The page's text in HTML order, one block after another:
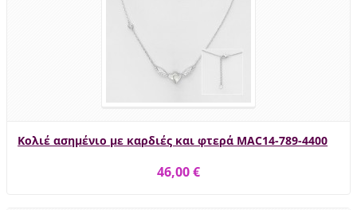
Κολιέ ασημένιο με καρδιές και φτερά MAC14-789-4400
46,00 €